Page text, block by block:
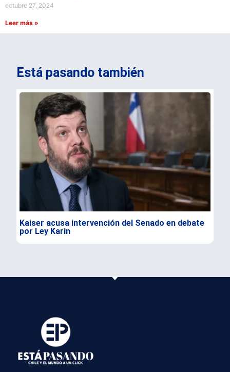
octubre 27, 2024
Leer más »
Está pasando también
Kaiser acusa intervención del Senado en debate
por Ley Karin